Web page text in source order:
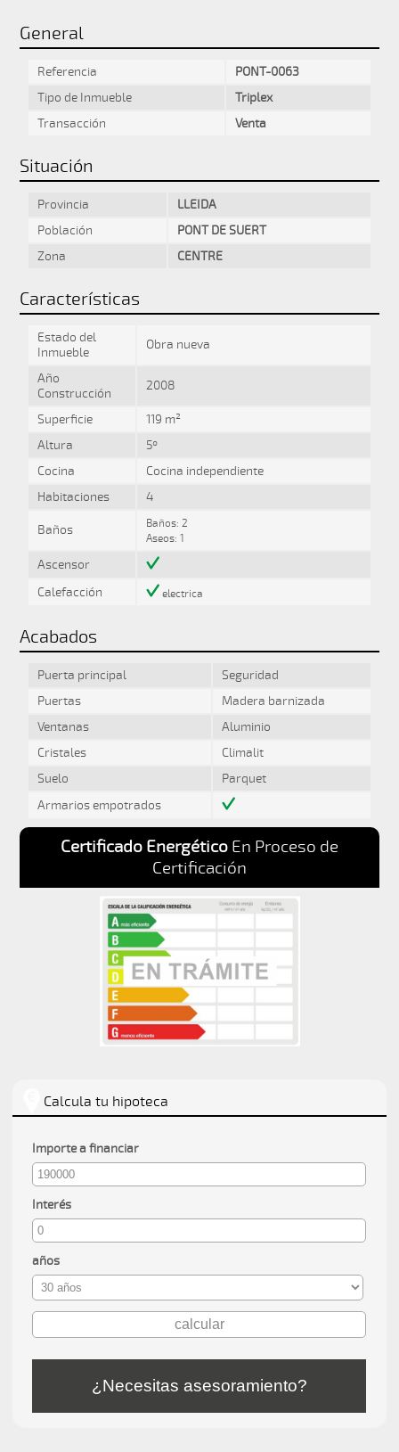
General
Referencia
PONT-0063
Tipo de Inmueble
Triplex
Transacción
Venta
Situación
Provincia
LLEIDA
Población
PONT DE SUERT
Zona
CENTRE
Características
Estado del
Inmueble
Obra nueva
Año
Construcción
2008
Superficie
119 m²
Altura
5º
Cocina
Cocina independiente
Habitaciones
4
Baños
Baños: 2
Aseos: 1
Ascensor
Calefacción
electrica
Acabados
Puerta principal
Seguridad
Puertas
Madera barnizada
Ventanas
Aluminio
Cristales
Climalit
Suelo
Parquet
Armarios empotrados
Certificado Energético En Proceso de
Certificación
Calcula tu hipoteca
Importe a financiar
Interés
años
¿Necesitas asesoramiento?